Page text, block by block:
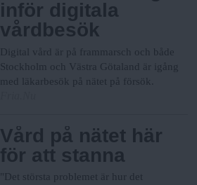
inför digitala
vårdbesök
Digital vård är på frammarsch och både
Stockholm och Västra Götaland är igång
med läkarbesök på nätet på försök.
Vård på nätet här
för att stanna
­"Det största problemet är hur det